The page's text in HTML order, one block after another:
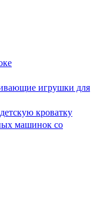
игрушки для
кроватку
машинок со